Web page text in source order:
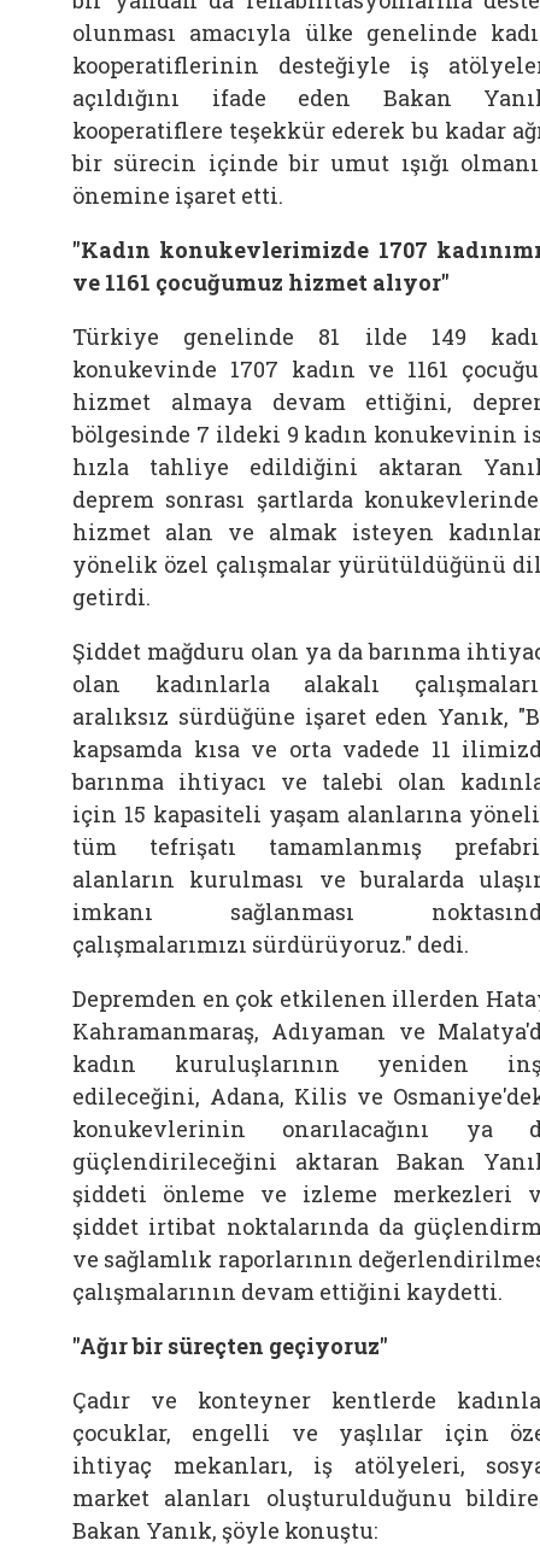
olunması amacıyla ülke genelinde
kooperatiflerinin desteğiyle iş
açıldığını ifade eden Bakan
kooperatiflere teşekkür ederek bu kadar
bir sürecin içinde bir umut ışığı
önemine işaret etti.
"Kadın konukevlerimizde 1707
ve 1161 çocuğumuz hizmet alıyor"
Türkiye genelinde 81 ilde 149
konukevinde 1707 kadın ve 1161
hizmet almaya devam ettiğini,
bölgesinde 7 ildeki 9 kadın konukevinin
hızla tahliye edildiğini aktaran
deprem sonrası şartlarda
hizmet alan ve almak isteyen
yönelik özel çalışmalar yürütüldüğünü
getirdi.
Şiddet mağduru olan ya da barınma
olan kadınlarla alakalı
aralıksız sürdüğüne işaret eden Yanık,
kapsamda kısa ve orta vadede 11
barınma ihtiyacı ve talebi olan
için 15 kapasiteli yaşam alanlarına
tüm tefrişatı tamamlanmış
alanların kurulması ve buralarda
imkanı sağlanması
çalışmalarımızı sürdürüyoruz." dedi.
Depremden en çok etkilenen illerden
Kahramanmaraş, Adıyaman ve
kadın kuruluşlarının yeniden
edileceğini, Adana, Kilis ve
konukevlerinin onarılacağını ya
güçlendirileceğini aktaran Bakan
şiddeti önleme ve izleme merkezleri
şiddet irtibat noktalarında da
ve sağlamlık raporlarının
çalışmalarının devam ettiğini kaydetti.
"Ağır bir süreçten geçiyoruz"
Çadır ve konteyner kentlerde
çocuklar, engelli ve yaşlılar için
ihtiyaç mekanları, iş atölyeleri,
market alanları oluşturulduğunu
Bakan Yanık, şöyle konuştu: